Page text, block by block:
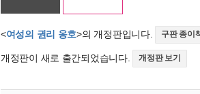
<여성의 권리 옹호>의 개정판입니다. 구판 종이
개정판이 새로 출간되었습니다. 개정판 보기